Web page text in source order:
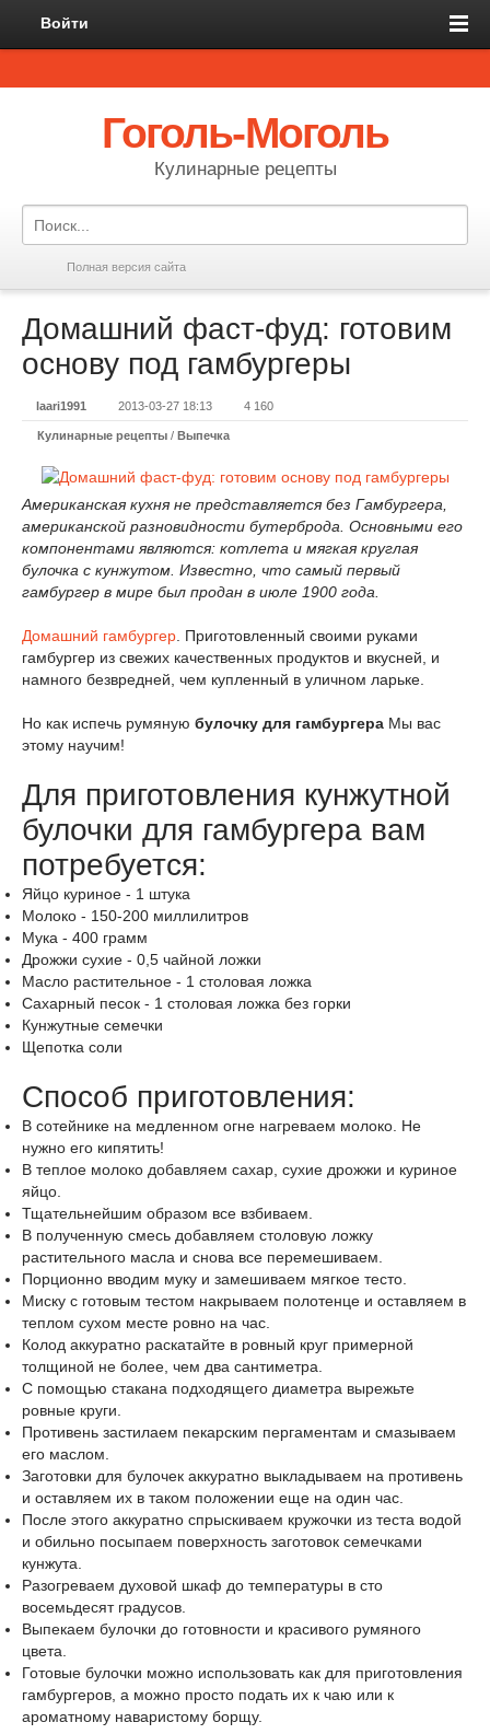
Войти
Гоголь-Моголь
Кулинарные рецепты
Полная версия сайта
Домашний фаст-фуд: готовим
основу под гамбургеры
laari1991 2013-03-27 18:13 4 160
Кулинарные рецепты / Выпечка
Американская кухня не представляется без Гамбургера,
американской разновидности бутерброда. Основными его
компонентами являются: котлета и мягкая круглая
булочка с кунжутом. Известно, что самый первый
гамбургер в мире был продан в июле 1900 года.
Домашний гамбургер . Приготовленный своими руками
гамбургер из свежих качественных продуктов и вкусней, и
намного безвредней, чем купленный в уличном ларьке.
Но как испечь румяную булочку для гамбургера Мы вас
этому научим!
Для приготовления кунжутной
булочки для гамбургера вам
потребуется:
Яйцо куриное - 1 штука
Молоко - 150-200 миллилитров
Мука - 400 грамм
Дрожжи сухие - 0,5 чайной ложки
Масло растительное - 1 столовая ложка
Сахарный песок - 1 столовая ложка без горки
Кунжутные семечки
Щепотка соли
Способ приготовления:
В сотейнике на медленном огне нагреваем молоко. Не
нужно его кипятить!
В теплое молоко добавляем сахар, сухие дрожжи и куриное
яйцо.
Тщательнейшим образом все взбиваем.
В полученную смесь добавляем столовую ложку
растительного масла и снова все перемешиваем.
Порционно вводим муку и замешиваем мягкое тесто.
Миску с готовым тестом накрываем полотенце и оставляем в
теплом сухом месте ровно на час.
Колод аккуратно раскатайте в ровный круг примерной
толщиной не более, чем два сантиметра.
С помощью стакана подходящего диаметра вырежьте
ровные круги.
Противень застилаем пекарским пергаментам и смазываем
его маслом.
Заготовки для булочек аккуратно выкладываем на противень
и оставляем их в таком положении еще на один час.
После этого аккуратно спрыскиваем кружочки из теста водой
и обильно посыпаем поверхность заготовок семечками
кунжута.
Разогреваем духовой шкаф до температуры в сто
восемьдесят градусов.
Выпекаем булочки до готовности и красивого румяного
цвета.
Готовые булочки можно использовать как для приготовления
гамбургеров, а можно просто подать их к чаю или к
ароматному наваристому борщу.